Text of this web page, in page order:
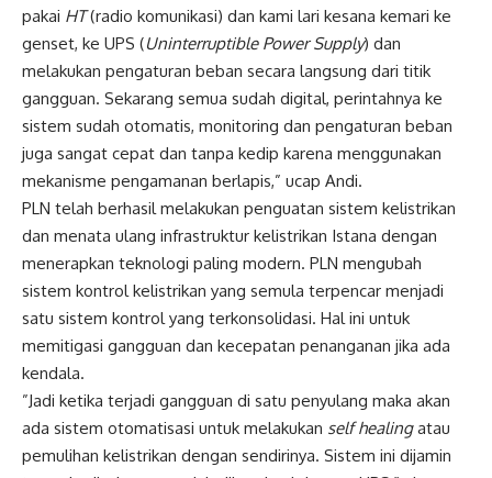
pakai HT(radio komunikasi) dan kami lari kesana kemari ke
genset, ke UPS (Uninterruptible Power Supply) dan
melakukan pengaturan beban secara langsung dari titik
gangguan. Sekarang semua sudah digital, perintahnya ke
sistem sudah otomatis, monitoring dan pengaturan beban
juga sangat cepat dan tanpa kedip karena menggunakan
mekanisme pengamanan berlapis,” ucap Andi.
PLN telah berhasil melakukan penguatan sistem kelistrikan
dan menata ulang infrastruktur kelistrikan Istana dengan
menerapkan teknologi paling modern. PLN mengubah
sistem kontrol kelistrikan yang semula terpencar menjadi
satu sistem kontrol yang terkonsolidasi. Hal ini untuk
memitigasi gangguan dan kecepatan penanganan jika ada
kendala.
”Jadi ketika terjadi gangguan di satu penyulang maka akan
ada sistem otomatisasi untuk melakukan self healingatau
pemulihan kelistrikan dengan sendirinya. Sistem ini dijamin